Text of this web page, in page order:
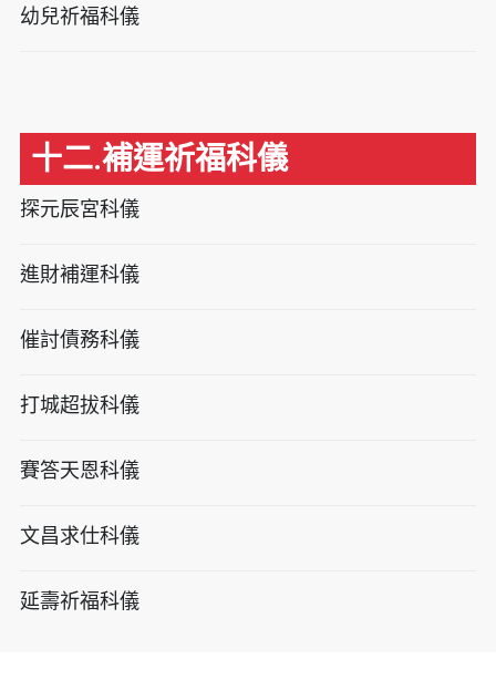
幼兒祈福科儀
十二.補運祈福科儀
探元辰宮科儀
進財補運科儀
催討債務科儀
打城超拔科儀
賽答天恩科儀
文昌求仕科儀
延壽祈福科儀